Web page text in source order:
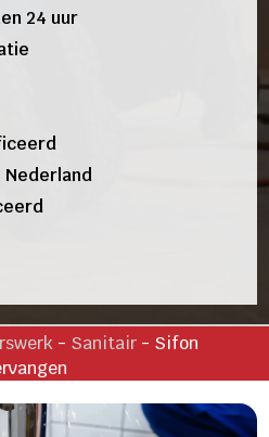
24 uur
Nederland
- Sanitair - Sifon